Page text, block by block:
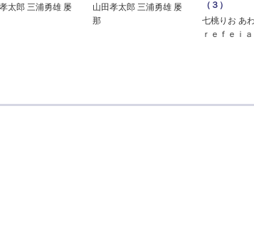
太郎 三浦勇雄 屡
山田孝太郎 三浦勇雄 屡
那
（３）
七桃りお あ
ｒｅｆｅｉａ